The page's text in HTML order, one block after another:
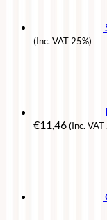
(Inc. VAT 25%)
€11,46(Inc. VAT